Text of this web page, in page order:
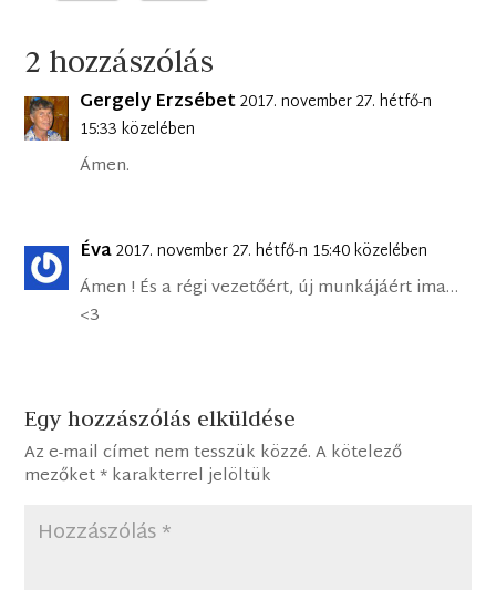
2 hozzászólás
Gergely Erzsébet2017. november 27. hétfő-n
15:33 közelében
Ámen.
Éva2017. november 27. hétfő-n 15:40 közelében
Ámen ! És a régi vezetőért, új munkájáért ima…
<3
Egy hozzászólás elküldése
Az e-mail címet nem tesszük közzé. A kötelező
mezőket*karakterrel jelöltük